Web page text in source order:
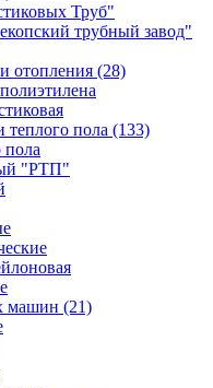
Труб"
трубный завод"
отопления (28)
теплого пола (133)
пола
"РТП"
машин (21)